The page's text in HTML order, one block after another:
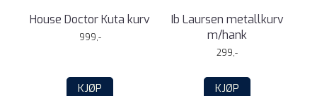
House Doctor Kuta kurv
999,-
KJØP
Ib Laursen metallkurv
m/hank
299,-
KJØP